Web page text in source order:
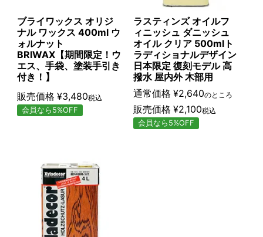
ブライワックス オリジ
ナル ワックス 400ml ウ
ォルナット
BRIWAX【期間限定！ウ
エス、手袋、塗装手引き
付き！】
販売価格 ¥3,480税込
会員なら5%OFF
ラスティンズ オイルフ
ィニッシュ ダニッシュ
オイル クリア 500mlト
ラディショナルデザイン
日本限定 復刻モデル 高
撥水 屋内外 木部用
通常価格 ¥2,640のところ
販売価格 ¥2,100税込
会員なら5%OFF